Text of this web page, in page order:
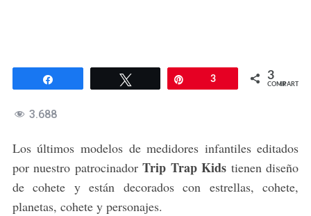
Twittear 3 3
COMPARTIR
3.688
Los últimos modelos de medidores infantiles editados
por nuestro patrocinadorTrip Trap Kids tienen diseño
de cohete y están decorados con estrellas, cohete,
planetas, cohete y personajes.